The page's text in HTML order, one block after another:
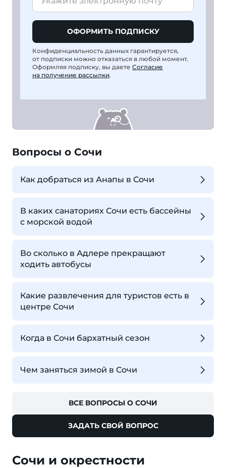
ОФОРМИТЬ ПОДПИСКУ
Конфиденциальность данных гарантируется,
от подписки можно отказаться в любой момент.
Оформляя подписку, вы даете Согласие
на получение рассылки.
Вопросы о Сочи
Как добраться из Анапы в Сочи
В каких санаториях Сочи есть бассейны
с морской водой
Во сколько в Адлере прекращают
ходить автобусы
Какие развлечения для туристов есть в
центре Сочи
Когда в Сочи бархатный сезон
Чем заняться зимой в Сочи
ВСЕ ВОПРОСЫ О СОЧИ
ЗАДАТЬ СВОЙ ВОПРОС